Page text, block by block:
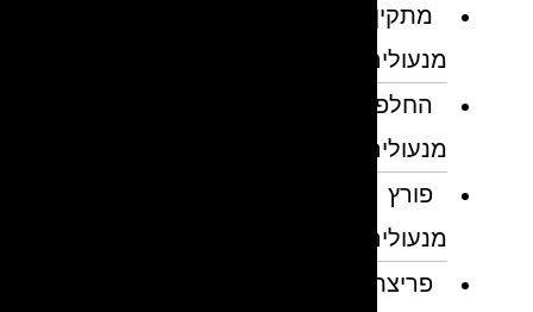
מתקין
מנעולים
החלפת
מנעולים
פורץ
מנעולים
פריצת